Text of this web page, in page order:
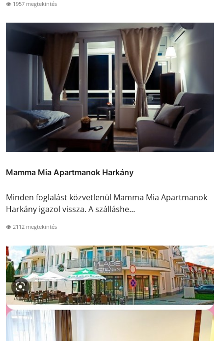
1957 megtekintés
Mamma Mia Apartmanok Harkány
Minden foglalást közvetlenül Mamma Mia Apartmanok
Harkány igazol vissza. A szálláshe...
2112 megtekintés